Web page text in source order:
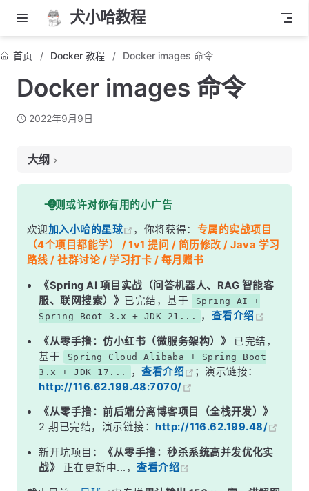
犬小哈教程
首页 Docker 教程 Docker images 命令
Docker images 命令
2022年9月9日
大纲
作用
使用方法
示例
一则或许对你有用的小广告
欢迎加入小哈的星球 ，你将获得： 专属的实战项目
（4个项目都能学） / 1v1 提问 / 简历修改 / Java 学习
路线 / 社群讨论 / 学习打卡 / 每月赠书
《Spring AI 项目实战（问答机器人、RAG 智能客
服、联网搜索）》 已完结，基于
Spring AI +
Spring Boot 3.x + JDK 21...
， 查看介绍
《从零手撸：仿小红书（微服务架构）》
已完结，
基于
Spring Cloud Alibaba + Spring Boot
3.x + JDK 17...
，查看介绍
；演示链接：
http://116.62.199.48:7070/
《从零手撸：前后端分离博客项目（全栈开发）》
2 期已完结，演示链接： http://116.62.199.48/
新开坑项目：
《从零手撸：秒杀系统高并发优化实
战》
正在更新中...，查看介绍